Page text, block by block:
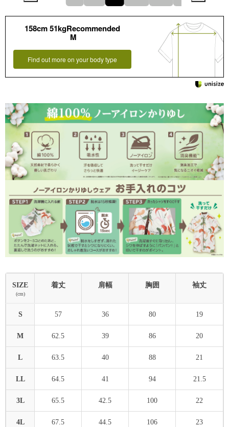
158cm 51kgRecommended
M
Find out more on your body type
SIZE
(cm)
着丈 肩幅 胸囲 袖丈
S 57 36 80 19
M 62.5 39 86 20
L 63.5 40 88 21
LL 64.5 41 94 21.5
3L 65.5 42.5 100 22
4L 67.5 44.5 106 23